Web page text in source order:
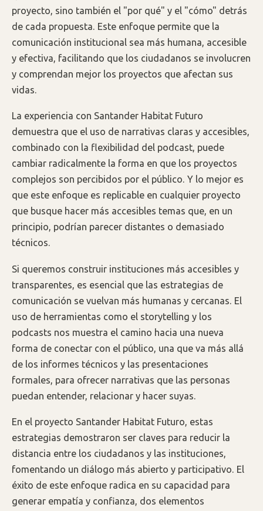
proyecto, sino también el "por qué" y el "cómo" detrás
de cada propuesta. Este enfoque permite que la
comunicación institucional sea más humana, accesible
y efectiva, facilitando que los ciudadanos se involucren
y comprendan mejor los proyectos que afectan sus
vidas.
La experiencia con Santander Habitat Futuro
demuestra que el uso de narrativas claras y accesibles,
combinado con la flexibilidad del podcast, puede
cambiar radicalmente la forma en que los proyectos
complejos son percibidos por el público. Y lo mejor es
que este enfoque es replicable en cualquier proyecto
que busque hacer más accesibles temas que, en un
principio, podrían parecer distantes o demasiado
técnicos.
Si queremos construir instituciones más accesibles y
transparentes, es esencial que las estrategias de
comunicación se vuelvan más humanas y cercanas. El
uso de herramientas como el storytelling y los
podcasts nos muestra el camino hacia una nueva
forma de conectar con el público, una que va más allá
de los informes técnicos y las presentaciones
formales, para ofrecer narrativas que las personas
puedan entender, relacionar y hacer suyas.
En el proyecto Santander Habitat Futuro, estas
estrategias demostraron ser claves para reducir la
distancia entre los ciudadanos y las instituciones,
fomentando un diálogo más abierto y participativo. El
éxito de este enfoque radica en su capacidad para
generar empatía y confianza, dos elementos